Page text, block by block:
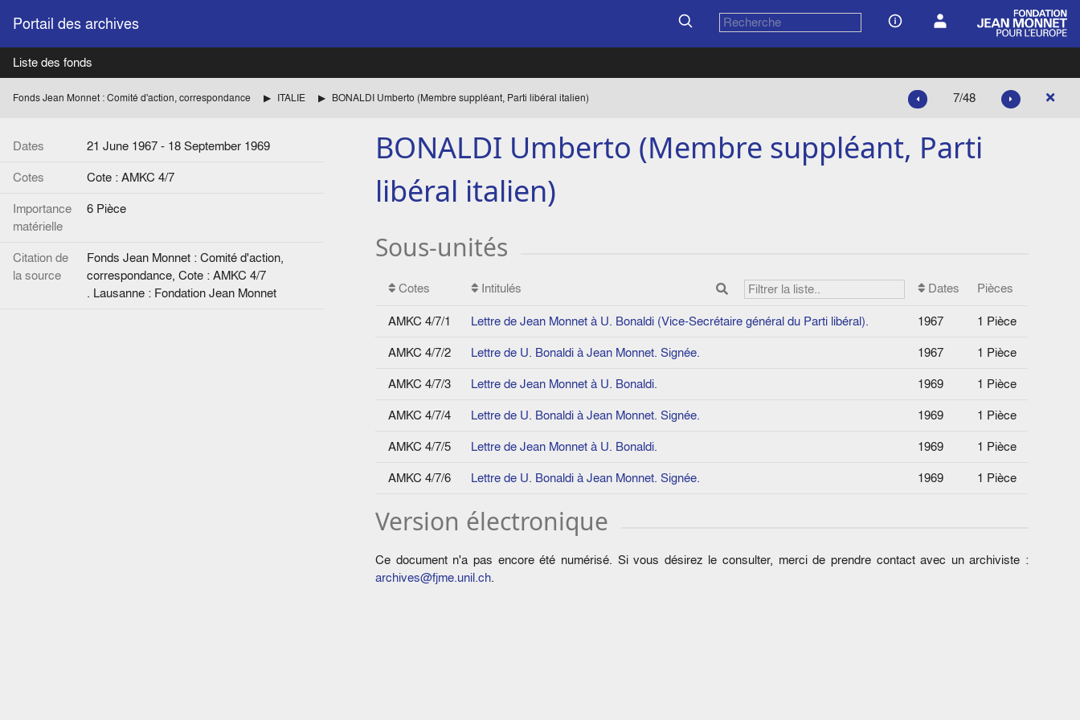
Portail des archives
Liste des fonds
Fonds Jean Monnet : Comité d'action, correspondance ITALIE BONALDI Umberto (Membre suppléant, Parti libéral italien) 7/48
Dates
21 June 1967 - 18 September 1969
Cotes
Cote : AMKC 4/7
Importance
matérielle
6 Pièce
Citation de
la source
Fonds Jean Monnet : Comité d'action,
correspondance, Cote : AMKC 4/7
. Lausanne : Fondation Jean Monnet
BONALDI Umberto (Membre suppléant, Parti
libéral italien)
Sous-unités
Cotes Intitulés Dates
Pièces
AMKC 4/7/1
Lettre de Jean Monnet à U. Bonaldi (Vice-Secrétaire général du Parti libéral). 1967
1 Pièce
AMKC 4/7/2
Lettre de U. Bonaldi à Jean Monnet. Signée. 1967
1 Pièce
AMKC 4/7/3
Lettre de Jean Monnet à U. Bonaldi. 1969
1 Pièce
AMKC 4/7/4
Lettre de U. Bonaldi à Jean Monnet. Signée. 1969
1 Pièce
AMKC 4/7/5
Lettre de Jean Monnet à U. Bonaldi. 1969
1 Pièce
AMKC 4/7/6
Lettre de U. Bonaldi à Jean Monnet. Signée. 1969 1 Pièce
Version électronique
Ce document n'a pas encore été numérisé. Si vous désirez le consulter, merci de prendre contact avec un archiviste :
archives@fjme.unil.ch.